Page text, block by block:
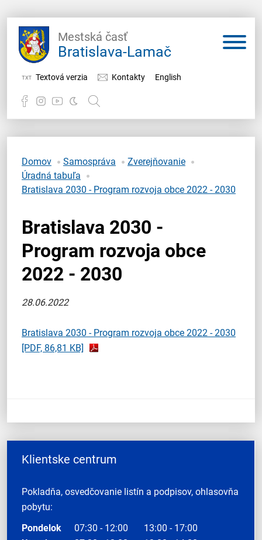
Mestská časť
Bratislava-Lamač
Textová verzia Kontakty English
Samospráva
Miestny úrad
Domov Samospráva
Zverejňovanie
Úradná tabuľa
Bratislava 2030 - Program rozvoja obce 2022 - 2030
Bratislava 2030 -
Program rozvoja obce
2022 - 2030
28.06.2022
Bratislava 2030 - Program rozvoja obce 2022 - 2030
[PDF, 86,81 KB]
Klientske centrum
Pokladňa, osvedčovanie listín a podpisov, ohlasovňa
pobytu:
Pondelok
07:30 - 12:00
13:00 - 17:00